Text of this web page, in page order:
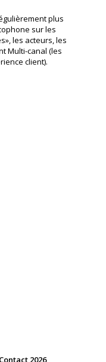
plus
sur les
les acteurs, les
Multi-canal (les
client).
2026